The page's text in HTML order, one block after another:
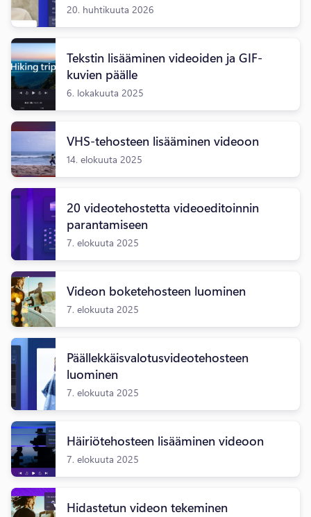
20. huhtikuuta 2026
Tekstin lisääminen videoiden ja GIF-
kuvien päälle
6. lokakuuta 2025
VHS-tehosteen lisääminen videoon
14. elokuuta 2025
20 videotehostetta videoeditoinnin
parantamiseen
7. elokuuta 2025
Videon boketehosteen luominen
7. elokuuta 2025
Päällekkäisvalotusvideotehosteen
luominen
7. elokuuta 2025
Häiriötehosteen lisääminen videoon
7. elokuuta 2025
Hidastetun videon tekeminen